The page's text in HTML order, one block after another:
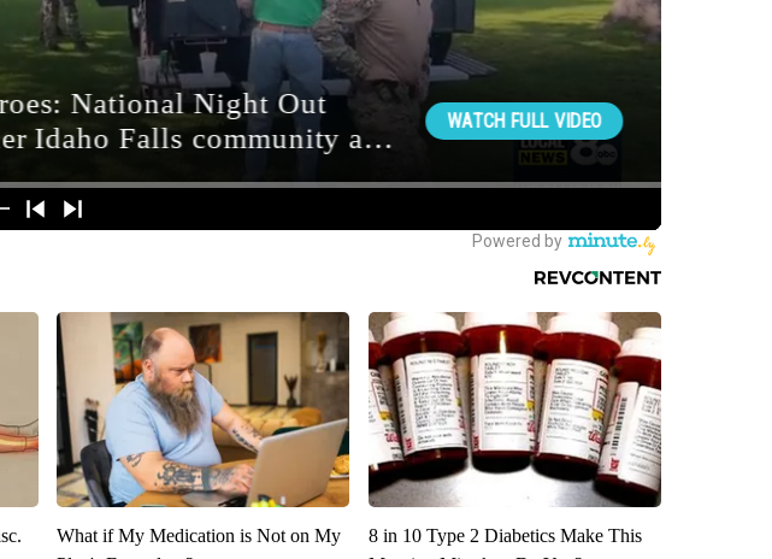
What if My Medication is Not on My
8 in 10 Type 2 Diabetics Make This